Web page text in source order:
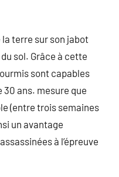
terre sur son jabot
sol. Grâce à cette
sont capables
30 ans. mesure que
(entre trois semaines
un avantage
à l’épreuve